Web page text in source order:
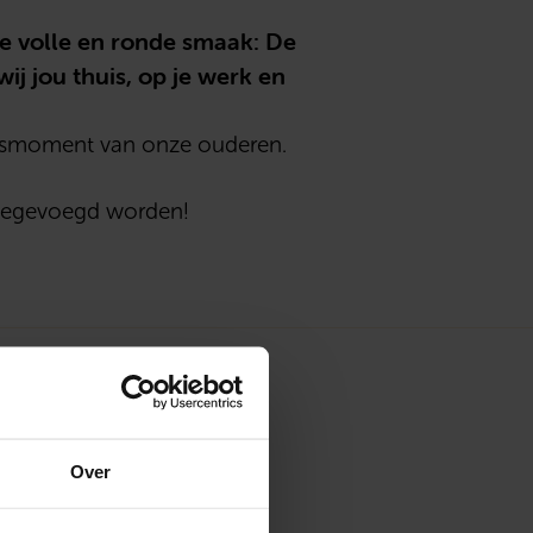
Over
volle en ronde smaak: De
jou thuis, op je werk en
van onze ouderen.
worden!